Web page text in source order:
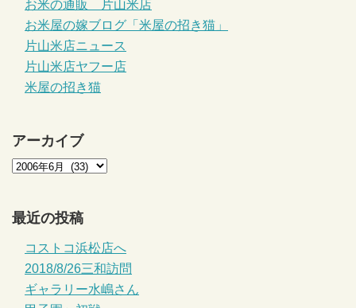
お米の通販 片山米店
お米屋の嫁ブログ「米屋の招き猫」
片山米店ニュース
片山米店ヤフー店
米屋の招き猫
アーカイブ
最近の投稿
コストコ浜松店へ
2018/8/26三和訪問
ギャラリー水嶋さん